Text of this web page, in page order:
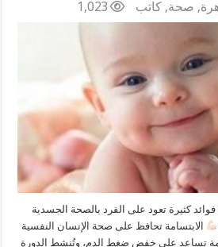
, صحة, كاتب 1,023
فوائد كثيرة تعود على الفرد بالصحة الجسدية
الابتسامة تحافظ على صحة الإنسان النفسية
تساعد على خفض ضغط الدم، وتُنشط الدورة